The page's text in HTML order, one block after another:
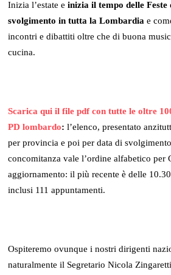
Inizia l’estate einizia il tempo delle Feste
svolgimento in tutta la Lombardia e
incontri e dibattiti oltre che di buona
cucina.
Scarica qui il file pdf con tutte le oltre
PD lombardo:l’elenco, presentato
per provincia e poi per data di
concomitanza vale l’ordine alfabetico per
aggiornamento: il più recente è delle
inclusi 111 appuntamenti.
Ospiteremo ovunque i nostri dirigenti
naturalmente il Segretario Nicola